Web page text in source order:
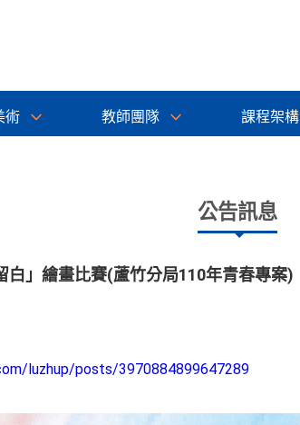
術 教師團隊 課程架構
公告訊息
白」繪畫比賽(蘆竹分局110年青春專案)
luzhup/posts/3970884899647289